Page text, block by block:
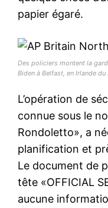
papier égaré.
Des policiers montent la
Biden à Belfast, en Irlande du
L’opération de
connue sous le
Rondoletto», a
planification et
Le document de
tête «OFFICIAL
aucune